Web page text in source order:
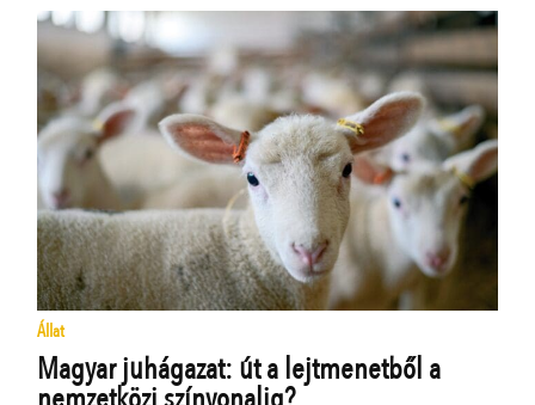
Állat
Magyar juhágazat: út a lejtmenetből a